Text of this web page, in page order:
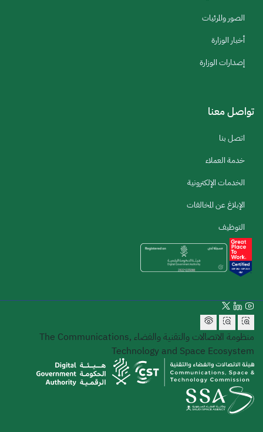
الصور والمرئيات
أخبار الوزارة
إصدارات الوزارة
تواصل معنا
اتصل بنا
خدمة العملاء
الخدمات الإلكترونية
الإبلاغ عن المخالفات
التوظيف
منظومة الاتصالات والتقنية والفضاء The Communications,
Technology and Space Ecosystem